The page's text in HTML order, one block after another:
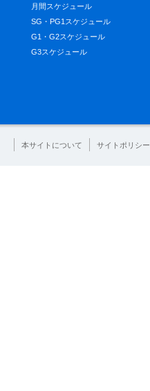
月間スケジュール
SG・PG1スケジュール
G1・G2スケジュール
G3スケジュール
本サイトについて サイトポリシー